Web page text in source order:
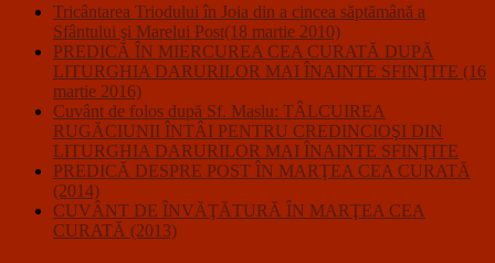
Tricântarea Triodului în Joia din a cincea săptămână a
Sfântului şi Marelui Post(18 martie 2010)
PREDICĂ ÎN MIERCUREA CEA CURATĂ DUPĂ
LITURGHIA DARURILOR MAI ÎNAINTE SFINŢITE (16
martie 2016)
Cuvânt de folos după Sf. Maslu: TÂLCUIREA
RUGĂCIUNII ÎNTÂI PENTRU CREDINCIOŞI DIN
LITURGHIA DARURILOR MAI ÎNAINTE SFINŢITE
PREDICĂ DESPRE POST ÎN MARŢEA CEA CURATĂ
(2014)
CUVÂNT DE ÎNVĂŢĂTURĂ ÎN MARŢEA CEA
CURATĂ (2013)